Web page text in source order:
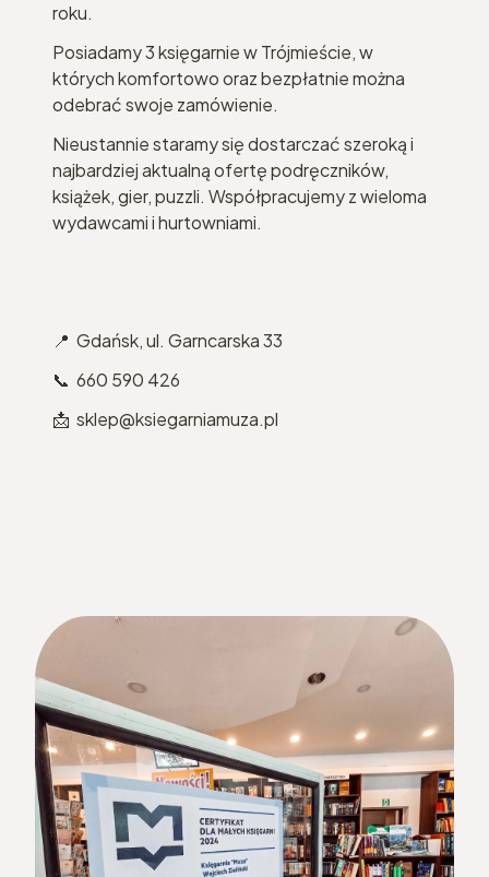
roku.
Posiadamy 3 księgarnie w Trójmieście, w
których komfortowo oraz bezpłatnie można
odebrać swoje zamówienie.
Nieustannie staramy się dostarczać szeroką i
najbardziej aktualną ofertę podręczników,
książek, gier, puzzli. Współpracujemy z wieloma
wydawcami i hurtowniami.
📍 Gdańsk, ul. Garncarska 33
📞 660 590 426
📩 sklep@ksiegarniamuza.pl